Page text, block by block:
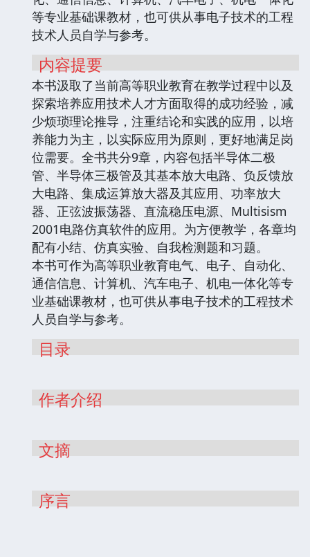
等专业基础课教材，也可供从事电子技术的工程
技术人员自学与参考。
内容提要
本书汲取了当前高等职业教育在教学过程中以及
探索培养应用技术人才方面取得的成功经验，减
少烦琐理论推导，注重结论和实践的应用，以培
养能力为主，以实际应用为原则，更好地满足岗
位需要。全书共分9章，内容包括半导体二极
管、半导体三极管及其基本放大电路、负反馈放
大电路、集成运算放大器及其应用、功率放大
器、正弦波振荡器、直流稳压电源、Multisism
2001电路仿真软件的应用。为方便教学，各章均
配有小结、仿真实验、自我检测题和习题。
本书可作为高等职业教育电气、电子、自动化、
通信信息、计算机、汽车电子、机电一体化等专
业基础课教材，也可供从事电子技术的工程技术
人员自学与参考。
目录
作者介绍
文摘
序言